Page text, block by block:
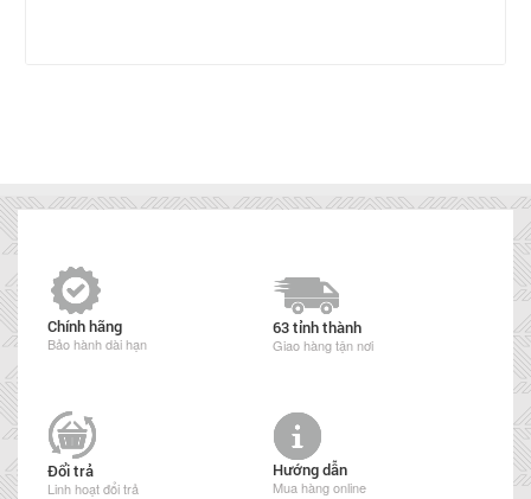
Chính hãng
Bảo hành dài hạn
63 tỉnh thành
Giao hàng tận nơi
Đổi trả
Linh hoạt đổi trả
Hướng dẫn
Mua hàng online